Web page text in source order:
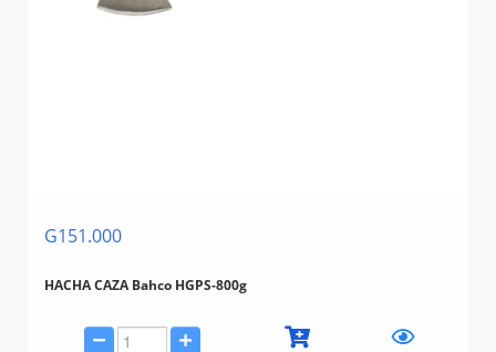
G151.000
HACHA CAZA Bahco HGPS-800g